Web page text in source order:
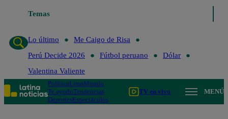
Temas
Lo último
Me Caigo de Risa
Perú Decide 2026
Fútbol peruano
Dólar
Valentina Valiente
PolíticaLimaMundo
Te ayudoTendencias
DeportesEspectáculos
TV en vivo MENÚ